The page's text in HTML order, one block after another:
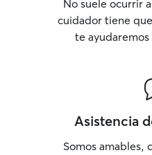
No suele ocurrir
cuidador tiene
te
Asistencia
Somos amables,